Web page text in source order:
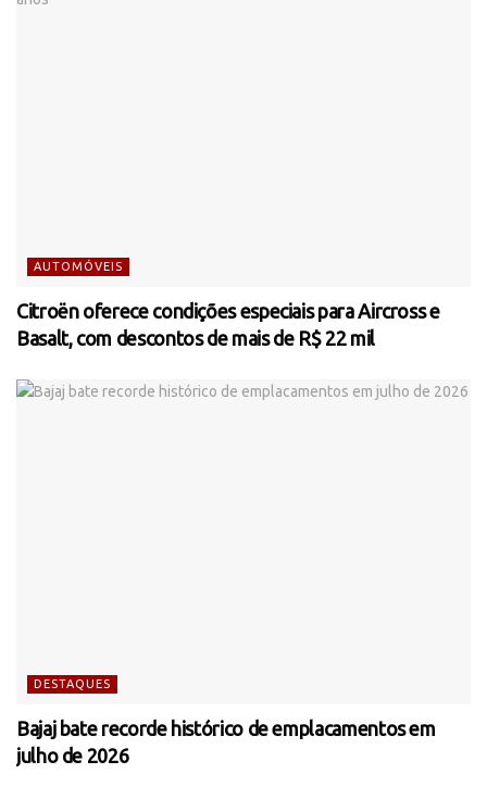
AUTOMÓVEIS
Citroën oferece condições especiais para Aircross e
Basalt, com descontos de mais de R$ 22 mil
DESTAQUES
Bajaj bate recorde histórico de emplacamentos em
julho de 2026